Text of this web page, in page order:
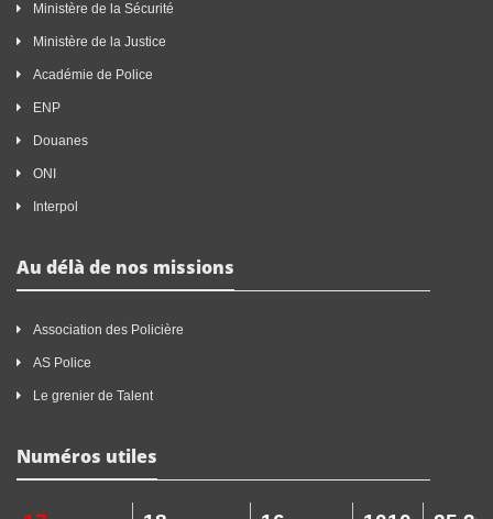
Ministère de la Sécurité
Ministère de la Justice
Académie de Police
ENP
Douanes
ONI
Interpol
Au délà de nos missions
Association des Policière
AS Police
Le grenier de Talent
Numéros utiles